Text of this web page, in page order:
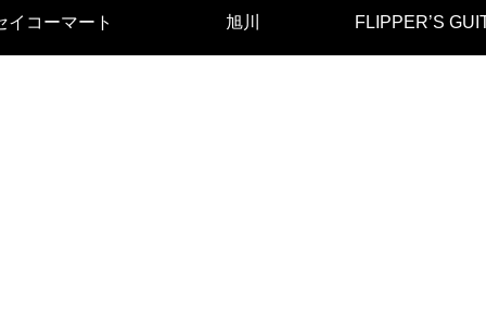
イコーマート 旭川 FLIPPER’S